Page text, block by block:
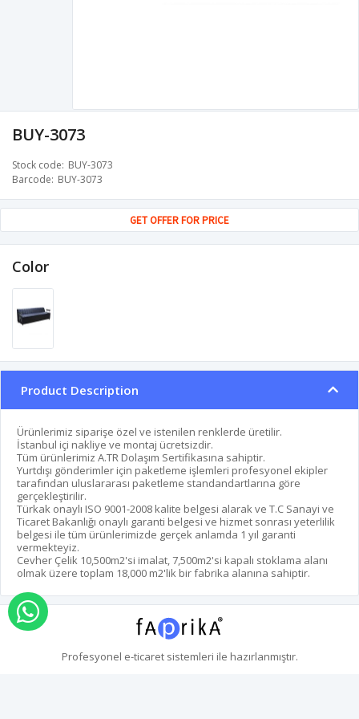
BUY-3073
Stock code BUY-3073
Barcode BUY-3073
GET OFFER FOR PRICE
Color
Product Description
Ürünlerimiz siparişe özel ve istenilen renklerde üretilir.
İstanbul içi nakliye ve montaj ücretsizdir.
Tüm ürünlerimiz A.TR Dolaşım Sertifikasına sahiptir.
Yurtdışı gönderimler için paketleme işlemleri profesyonel ekipler
tarafından uluslararası paketleme standandartlarına göre
gerçekleştirilir.
Türkak onaylı ISO 9001-2008 kalite belgesi alarak ve T.C Sanayi ve
Ticaret Bakanlığı onaylı garanti belgesi ve hizmet sonrası yeterlilik
belgesi ile tüm ürünlerimizde gerçek anlamda 1 yıl garanti
vermekteyiz.
Cevher Çelik 10,500m2'si imalat, 7,500m2'si kapalı stoklama alanı
olmak üzere toplam 18,000 m2'lik bir fabrika alanına sahiptir.
Profesyonel e-ticaretsistemleri ile hazırlanmıştır.